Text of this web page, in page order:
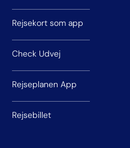
Rejsekort som app
Check Udvej
Rejseplanen App
Rejsebillet